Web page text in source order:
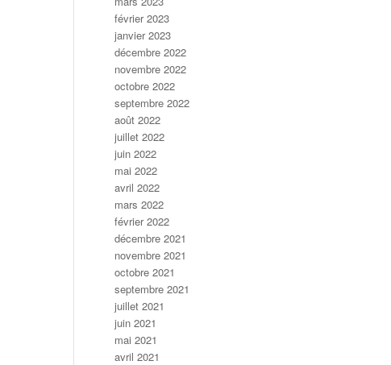
février 2023
janvier 2023
décembre 2022
novembre 2022
octobre 2022
septembre 2022
août 2022
juillet 2022
juin 2022
mai 2022
avril 2022
mars 2022
février 2022
décembre 2021
novembre 2021
octobre 2021
septembre 2021
juillet 2021
juin 2021
mai 2021
avril 2021